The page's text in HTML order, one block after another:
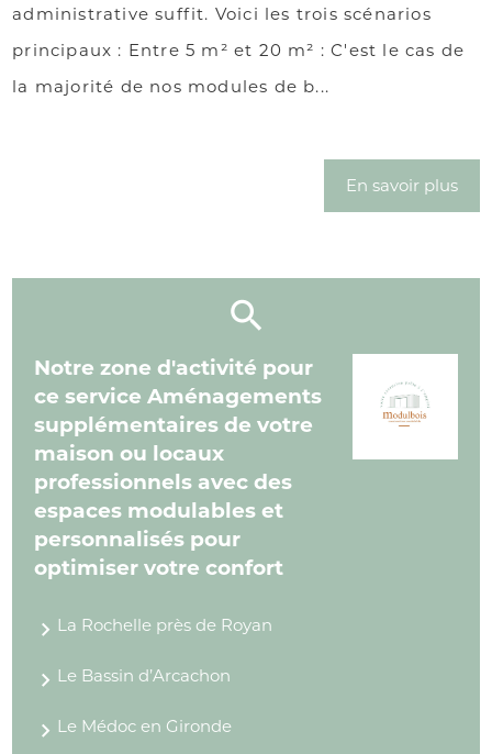
administrative suffit. Voici les trois scénarios
principaux : Entre 5 m² et 20 m² : C'est le cas de
la majorité de nos modules de b...
En savoir plus
Notre zone d'activité pour
ce service Aménagements
supplémentaires de votre
maison ou locaux
professionnels avec des
espaces modulables et
personnalisés pour
optimiser votre confort
La Rochelle près de Royan
Le Bassin d’Arcachon
Le Médoc en Gironde